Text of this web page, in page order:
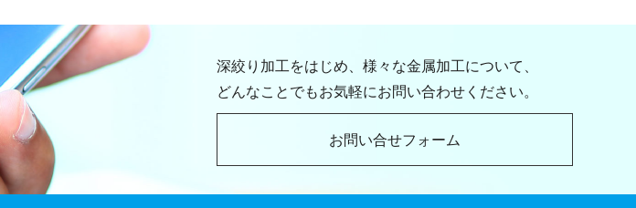
深絞り加工をはじめ、様々な金属加工について、
どんなことでもお気軽にお問い合わせください。
お問い合せフォーム